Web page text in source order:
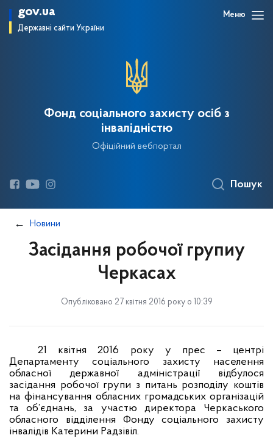
gov.ua
Державні сайти України
Меню
Фонд соціального захисту осіб з
інвалідністю
Офіційний вебпортал
Пошук
Новини
Засідання робочої групиу
Черкасах
Опубліковано 27 квітня 2016 року о 10:39
21 квітня 2016 року у прес – центрі
Департаменту соціального захисту населення
обласної державної адміністрації відбулося
засідання робочої групи з питань розподілу коштів
на фінансування обласних громадських організацій
та об’єднань, за участю директора Черкаського
обласного відділення Фонду соціального захисту
інвалідів Катерини Радзівіл.